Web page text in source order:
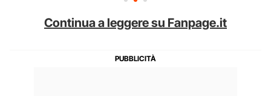
Continua a leggere su Fanpage.it